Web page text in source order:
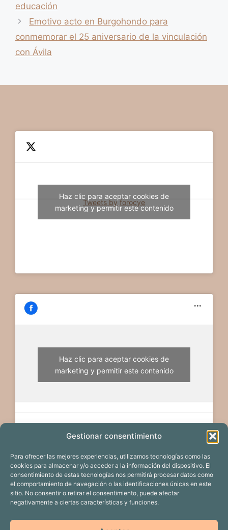
Gestionar consentimiento
Para ofrecer las mejores experiencias, utilizamos tecnologías como las
cookies para almacenar y/o acceder a la información del dispositivo. El
consentimiento de estas tecnologías nos permitirá procesar datos como
el comportamiento de navegación o las identificaciones únicas en este
sitio. No consentir o retirar el consentimiento, puede afectar
negativamente a ciertas características y funciones.
educación
Emotivo acto en Burgohondo para
conmemorar el 25 aniversario de la vinculación
con Ávila
Tweets by forocye
Haz clic para aceptar cookies de
marketing y permitir este contenido
Haz clic para aceptar cookies de
marketing y permitir este contenido
EDICIÓN 2024 PROYECTOS